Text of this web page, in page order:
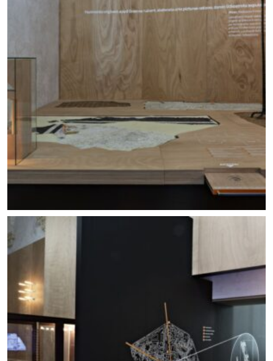
Allestimento mostra Lo scavo in piazza. Foto ©
Carlo Vannini
Allestimento mostra Lo scavo in piazza. Foto ©
Carlo Vannini